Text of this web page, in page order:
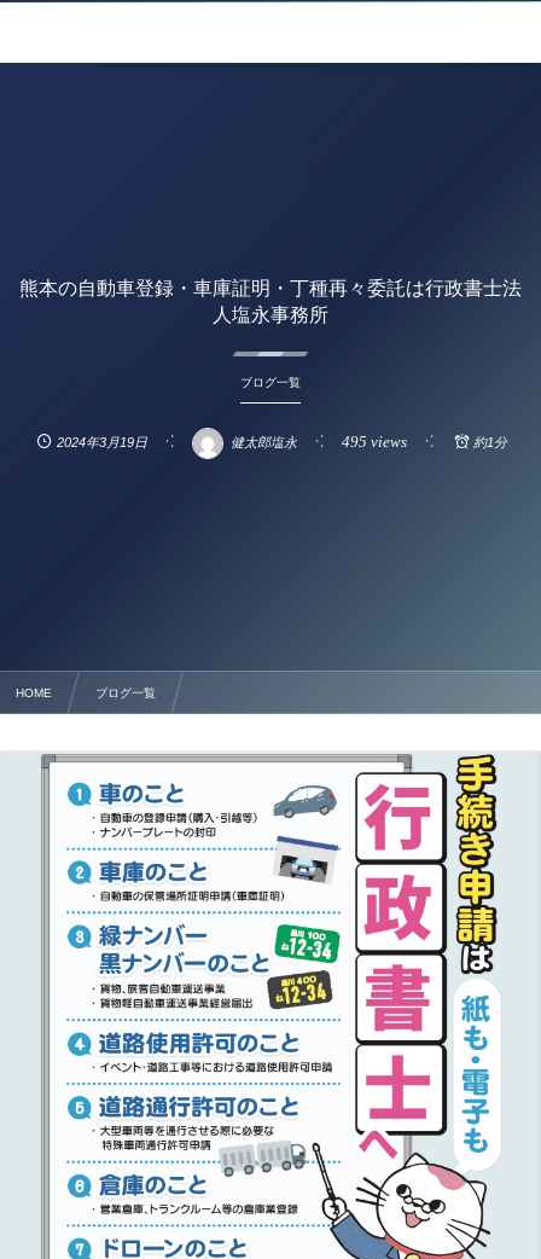
熊本の自動車登録・車庫証明・丁種再々委託は行政書士法
人塩永事務所
ブログ一覧
2024年3月19日 健太郎塩永 495 views 約1分
HOME ブログ一覧